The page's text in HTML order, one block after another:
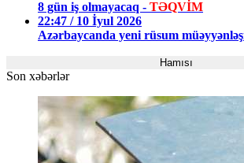
8 gün iş olmayacaq - TƏQVİM
22:47 / 10 İyul 2026
Azərbaycanda yeni rüsum
Hamısı
Son xəbərlər